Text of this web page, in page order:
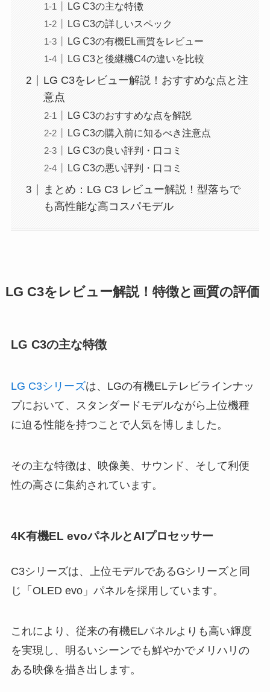
LG C3の主な特徴
LG C3の詳しいスペック
LG C3の有機EL画質をレビュー
LG C3と後継機C4の違いを比較
LG C3をレビュー解説！おすすめな点と注
意点
LG C3のおすすめな点を解説
LG C3の購入前に知るべき注意点
LG C3の良い評判・口コミ
LG C3の悪い評判・口コミ
まとめ：LG C3 レビュー解説！型落ちで
も高性能な高コスパモデル
LG C3をレビュー解説！特徴と画質の評価
LG C3の主な特徴
LG C3シリーズは、LGの有機ELテレビラインナッ
プにおいて、スタンダードモデルながら上位機種
に迫る性能を持つことで人気を博しました。
その主な特徴は、映像美、サウンド、そして利便
性の高さに集約されています。
4K有機EL evoパネルとAIプロセッサー
C3シリーズは、上位モデルであるGシリーズと同
じ「OLED evo」パネルを採用しています。
これにより、従来の有機ELパネルよりも高い輝度
を実現し、明るいシーンでも鮮やかでメリハリの
ある映像を描き出します。